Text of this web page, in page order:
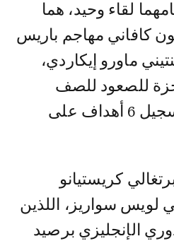
لقاء وحيد، هما
كافاني مهاجم باريس
ماورو إيكاردي،
للصعود للصف
الأول، إذ يُطالبان بتسجيل 6 أهداف على
كريستيانو
لويس سواريز، اللذين
الإنجليزي برصيد